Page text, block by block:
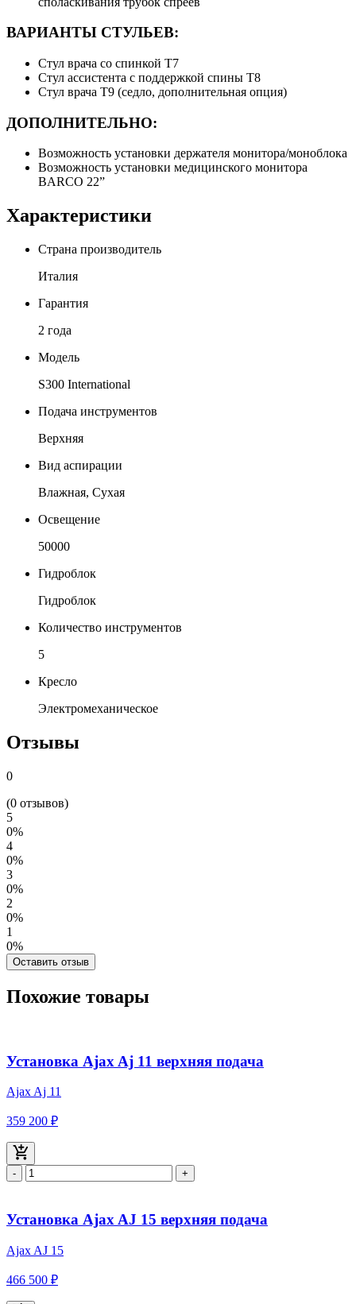
ВАРИАНТЫ СТУЛЬЕВ:
Стул врача со спинкой T7
Стул ассистента с поддержкой спины T8
Стул врача Т9 (седло, дополнительная опция)
ДОПОЛНИТЕЛЬНО:
Возможность установки держателя монитора/моноблока
Возможность установки медицинского монитора
BARCO 22”
Характеристики
Страна производитель
Италия
Гарантия
2 года
Модель
S300 International
Подача инструментов
Верхняя
Вид аспирации
Влажная, Сухая
Освещение
50000
Гидроблок
Гидроблок
Количество инструментов
5
Кресло
Электромеханическое
Отзывы
0
(0 отзывов)
5
0%
4
0%
3
0%
2
0%
1
0%
Оставить отзыв
Похожие товары
Установка Ajax Aj 11 верхняя подача
Ajax Aj 11
359 200 ₽
- +
Установка Ajax AJ 15 верхняя подача
Ajax AJ 15
466 500 ₽